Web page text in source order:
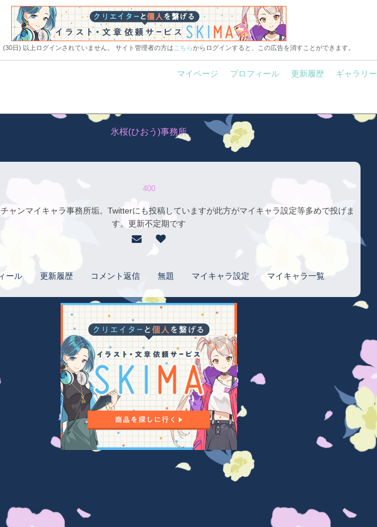
(30日) 以上ログインされていません。 サイト管理者の方は こちらからログインすると、この広告を消すことができます。
マイページ プロフィール 更新履歴 ギャラリー
氷桜(ひおう)事務所
400
ャンマイキャラ事務所垢。Twitterにも投稿していますが此方がマイキャラ設定等多めで投げま
す。更新不定期です
ール 更新履歴 コメント返信 無題 マイキャラ設定 マイキャラ一覧